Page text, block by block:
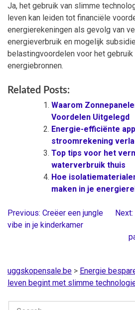
Ja, het gebruik van slimme
leven kan leiden tot financiële
energierekeningen als gevolg van
energieverbruik en mogelijk
belastingvoordelen voor het gebruik
energiebronnen.
Related Posts:
Waarom
Voordelen Uitgelegd
Energie-efficiënte
stroomrekening
Top tips voor het
waterverbruik thuis
Hoe
maken in je
Previous: Creëer een jungle
vibe in je kinderkamer
Next:
uggskopensale.be > Energie
leven begint met slimme